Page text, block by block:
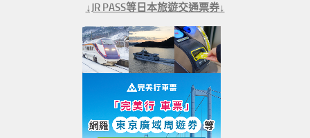
↓JR PASS等日本旅遊交通票券↓